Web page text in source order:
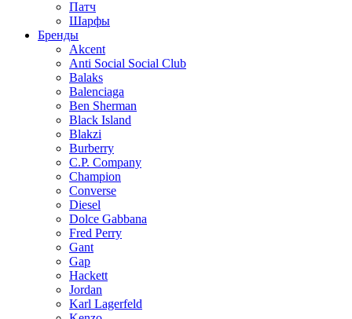
Патч
Шарфы
Бренды
Akcent
Anti Social Social Club
Balaks
Balenciaga
Ben Sherman
Black Island
Blakzi
Burberry
C.P. Company
Champion
Converse
Diesel
Dolce Gabbana
Fred Perry
Gant
Gap
Hackett
Jordan
Karl Lagerfeld